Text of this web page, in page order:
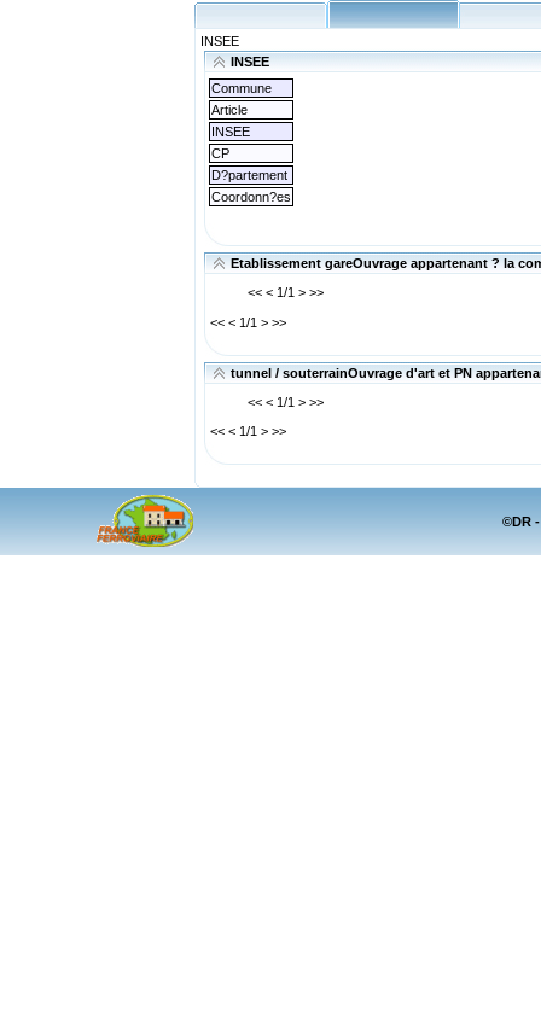
INSEE
INSEE
Commune
Article
INSEE
CP
D?partement
Coordonn?es
Etablissement gareOuvrage appartenant ? la
<< < 1/1 > >>
<< < 1/1 > >>
tunnel / souterrainOuvrage d'art et PN
<< < 1/1 > >>
<< < 1/1 > >>
©DR